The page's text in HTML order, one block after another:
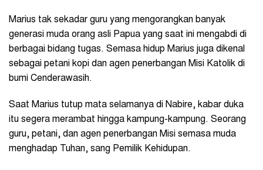
Marius tak sekadar guru yang mengorangkan banyak
generasi muda orang asli Papua yang saat ini mengabdi di
berbagai bidang tugas. Semasa hidup Marius juga dikenal
sebagai petani kopi dan agen penerbangan Misi Katolik di
bumi Cenderawasih.
Saat Marius tutup mata selamanya di Nabire, kabar duka
itu segera merambat hingga kampung-kampung. Seorang
guru, petani, dan agen penerbangan Misi semasa muda
menghadap Tuhan, sang Pemilik Kehidupan.